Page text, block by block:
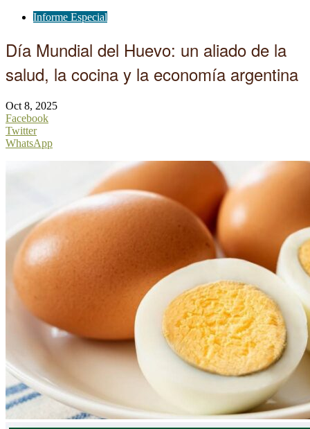
Informe Especial
Día Mundial del Huevo: un aliado de la
salud, la cocina y la economía argentina
Oct 8, 2025
Facebook
Twitter
WhatsApp